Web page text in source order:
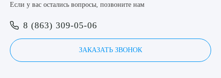
Если у вас остались вопросы, позвоните нам
8 (863) 309-05-06
ЗАКАЗАТЬ ЗВОНОК